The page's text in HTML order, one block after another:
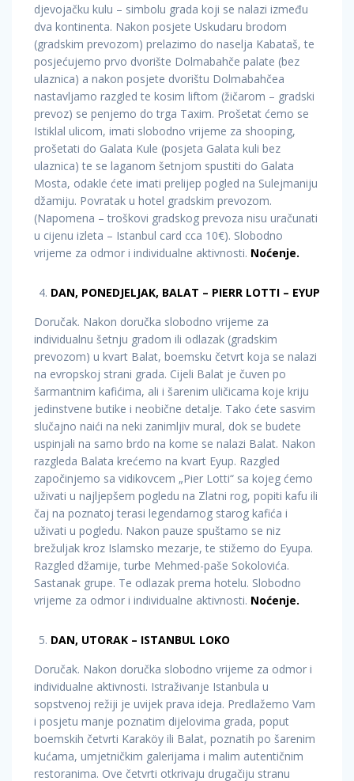
djevojačku kulu – simbolu grada koji se nalazi između
dva kontinenta. Nakon posjete Uskudaru brodom
(gradskim prevozom) prelazimo do naselja Kabataš, te
posjećujemo prvo dvorište Dolmabahče palate (bez
ulaznica) a nakon posjete dvorištu Dolmabahčea
nastavljamo razgled te kosim liftom (žičarom – gradski
prevoz) se penjemo do trga Taxim. Prošetat ćemo se
Istiklal ulicom, imati slobodno vrijeme za shooping,
prošetati do Galata Kule (posjeta Galata kuli bez
ulaznica) te se laganom šetnjom spustiti do Galata
Mosta, odakle ćete imati prelijep pogled na Sulejmaniju
džamiju. Povratak u hotel gradskim prevozom.
(Napomena – troškovi gradskog prevoza nisu uračunati
u cijenu izleta – Istanbul card cca 10€). Slobodno
vrijeme za odmor i individualne aktivnosti. Noćenje.
DAN, PONEDJELJAK, BALAT – PIERR LOTTI – EYUP
Doručak. Nakon doručka slobodno vrijeme za
individualnu šetnju gradom ili odlazak (gradskim
prevozom) u kvart Balat, boemsku četvrt koja se nalazi
na evropskoj strani grada. Cijeli Balat je čuven po
šarmantnim kafićima, ali i šarenim uličicama koje kriju
jedinstvene butike i neobične detalje. Tako ćete sasvim
slučajno naići na neki zanimljiv mural, dok se budete
uspinjali na samo brdo na kome se nalazi Balat. Nakon
razgleda Balata krećemo na kvart Eyup. Razgled
započinjemo sa vidikovcem „Pier Lotti“ sa kojeg ćemo
uživati u najljepšem pogledu na Zlatni rog, popiti kafu ili
čaj na poznatoj terasi legendarnog starog kafića i
uživati u pogledu. Nakon pauze spuštamo se niz
brežuljak kroz Islamsko mezarje, te stižemo do Eyupa.
Razgled džamije, turbe Mehmed-paše Sokolovića.
Sastanak grupe. Te odlazak prema hotelu. Slobodno
vrijeme za odmor i individualne aktivnosti. Noćenje.
DAN, UTORAK – ISTANBUL LOKO
Doručak. Nakon doručka slobodno vrijeme za odmor i
individualne aktivnosti. Istraživanje Istanbula u
sopstvenoj režiji je uvijek prava ideja. Predlažemo Vam
i posjetu manje poznatim dijelovima grada, poput
boemskih četvrti Karaköy ili Balat, poznatih po šarenim
kućama, umjetničkim galerijama i malim autentičnim
restoranima. Ove četvrti otkrivaju drugačiju stranu